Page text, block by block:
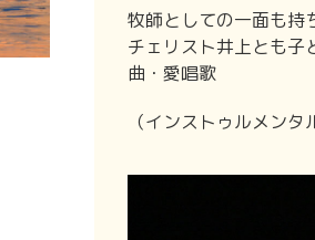
牧師としての一面も持
チェリスト井上とも子
曲・愛唱歌
（インストゥルメンタ